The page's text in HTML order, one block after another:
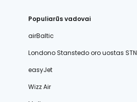
Populiarūs vadovai
airBaltic
Londono Stanstedo oro uostas STN
easyJet
Wizz Air